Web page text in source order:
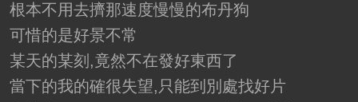
根本不用去擠那速度慢慢的布丹狗
可惜的是好景不常
某天的某刻,竟然不在發好東西了
當下的我的確很失望,只能到別處找好片